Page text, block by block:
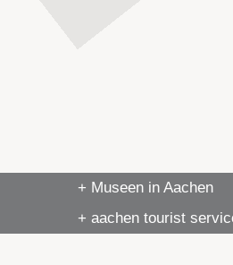
+ Museen in Aachen
+ aachen tourist